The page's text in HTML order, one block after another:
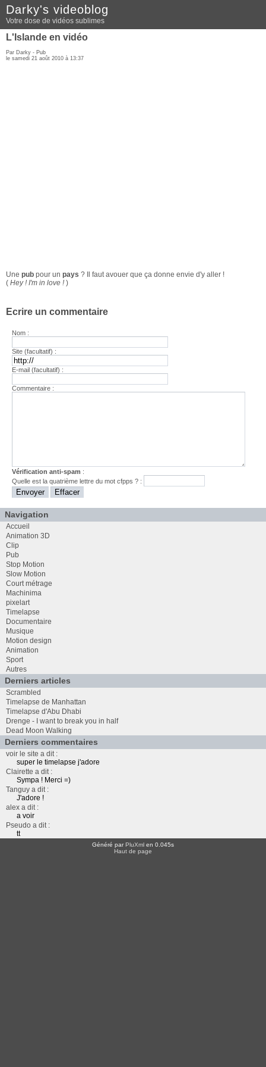
Darky's videoblog
Votre dose de vidéos sublimes
L'Islande en vidéo
Par Darky - Pub
le samedi 21 août 2010 à 13:37
Une pub pour un pays ? Il faut avouer que ça donne envie d'y aller !
( Hey ! I'm in love ! )
Ecrire un commentaire
Nom :
Site (facultatif) :
E-mail (facultatif) :
Commentaire :
Vérification anti-spam :
Quelle est laquatrième lettre du motcfpps ? :
Navigation
Accueil
Animation 3D
Clip
Pub
Stop Motion
Slow Motion
Court métrage
Machinima
pixelart
Timelapse
Documentaire
Musique
Motion design
Animation
Sport
Autres
Derniers articles
Scrambled
Timelapse de Manhattan
Timelapse d'Abu Dhabi
Drenge - I want to break you in half
Dead Moon Walking
Derniers commentaires
voir le site a dit :
super le timelapse j'adore
Clairette a dit :
Sympa ! Merci =)
Tanguy a dit :
J'adore !
alex a dit :
a voir
Pseudo a dit :
tt
Généré parPluXml en 0.045s
Haut de page